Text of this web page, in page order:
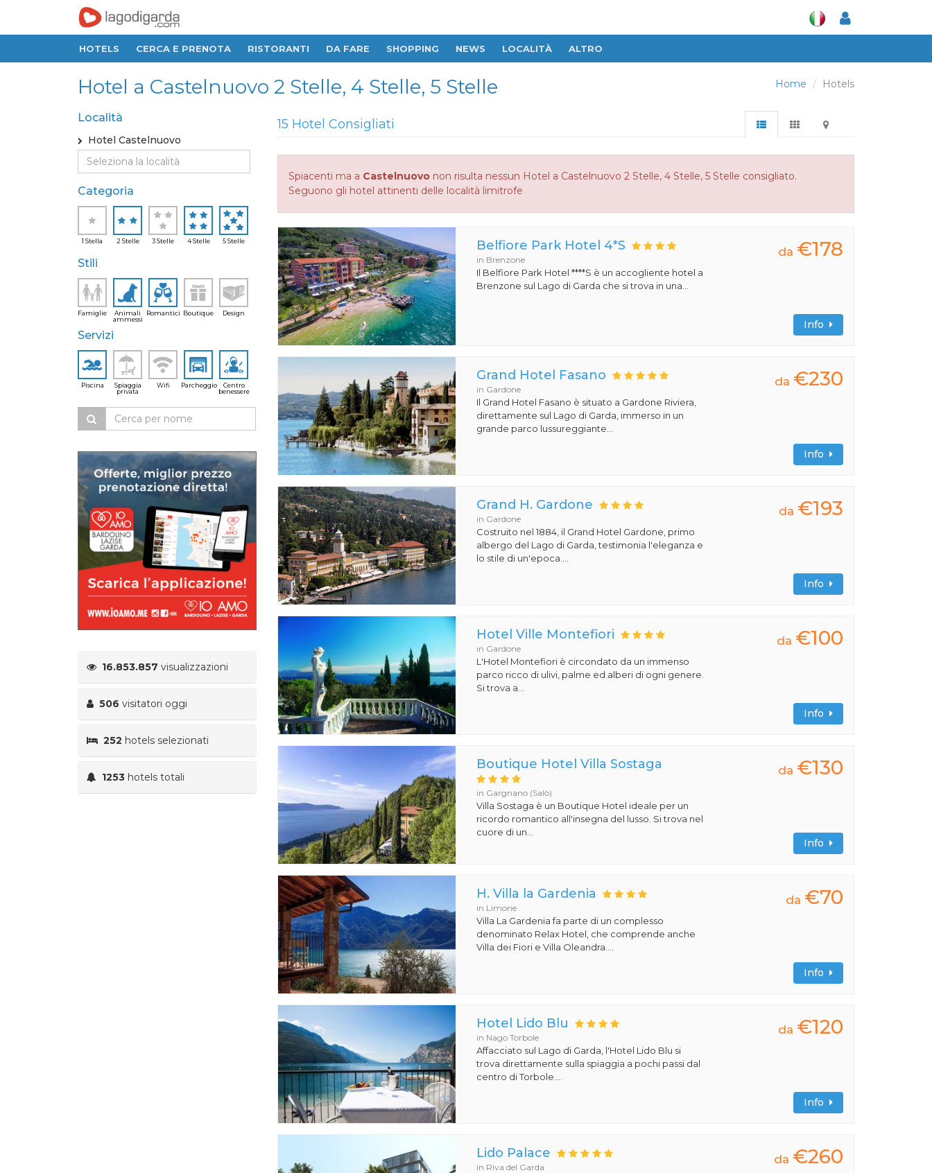
HOTELS CERCA E PRENOTA RISTORANTI DA FARE SHOPPING NEWS LOCALITÀ ALTRO
Home Hotels
Hotel a Castelnuovo 2 Stelle, 4 Stelle, 5 Stelle
Località
Hotel Castelnuovo
Categoria
1 Stella 2 Stelle 3 Stelle 4 Stelle 5 Stelle
Stili
Famiglie
Animali
ammessi
Romantici Boutique Design
Servizi
Piscina
Spiaggia
privata
Wifi Parcheggio
Centro
benessere
16.853.857 visualizzazioni
506 visitatori oggi
252 hotels selezionati
1253 hotels totali
15 Hotel Consigliati
Spiacenti ma a Castelnuovonon risulta nessun Hotel a Castelnuovo 2 Stelle, 4 Stelle, 5 Stelle consigliato.
Seguono gli hotel attinenti delle località limitrofe
Belfiore Park Hotel 4*S
in Brenzone
Il Belfiore Park Hotel ****S è un accogliente hotel a
Brenzone sul Lago di Garda che si trova in una...
da €178
Info
Grand Hotel Fasano
in Gardone
Il Grand Hotel Fasano è situato a Gardone Riviera,
direttamente sul Lago di Garda, immerso in un
grande parco lussureggiante...
da €230
Info
Grand H. Gardone
in Gardone
Costruito nel 1884, il Grand Hotel Gardone, primo
albergo del Lago di Garda, testimonia l'eleganza e
lo stile di un'epoca....
da €193
Info
Hotel Ville Montefiori
in Gardone
L'Hotel Montefiori è circondato da un immenso
parco ricco di ulivi, palme ed alberi di ogni genere.
Si trova a...
da €100
Info
Boutique Hotel Villa Sostaga
in Gargnano (Salò)
Villa Sostaga è un Boutique Hotel ideale per un
ricordo romantico all'insegna del lusso. Si trova nel
cuore di un...
da €130
Info
H. Villa la Gardenia
in Limone
Villa La Gardenia fa parte di un complesso
denominato Relax Hotel, che comprende anche
Villa dei Fiori e Villa Oleandra....
da €70
Info
Hotel Lido Blu
in Nago Torbole
Affacciato sul Lago di Garda, l'Hotel Lido Blu si
trova direttamente sulla spiaggia a pochi passi dal
centro di Torbole....
da €120
Info
Lido Palace
in Riva del Garda
da €260